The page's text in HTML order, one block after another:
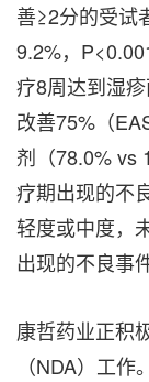
善≥2分的受试
9.2%，
疗8周达到湿
改善75%（
剂（78.0% vs
疗期出现的不
轻度或中度，
出现的不良事
康哲药业正积
（NDA）工作。